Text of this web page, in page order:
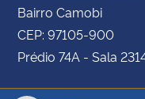
Bairro Camobi
CEP: 97105-900
Prédio 74A - Sala